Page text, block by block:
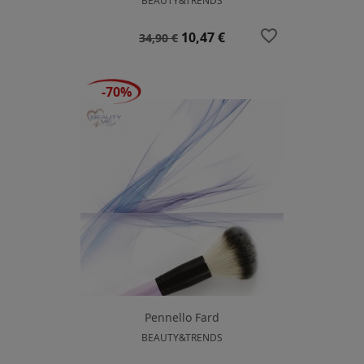
Prezzo
34,90 € Prezzo
10,47 € favorite_border
Pennello Fard
BEAUTY&TRENDS
-70%